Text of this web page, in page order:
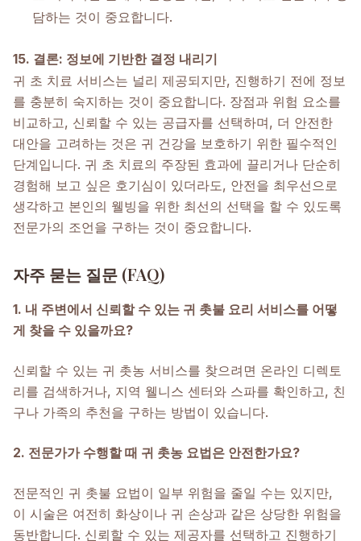
담하는 것이 중요합니다.
15. 결론: 정보에 기반한 결정 내리기
귀 초 치료 서비스는 널리 제공되지만, 진행하기 전에 정보
를 충분히 숙지하는 것이 중요합니다. 장점과 위험 요소를
비교하고, 신뢰할 수 있는 공급자를 선택하며, 더 안전한
대안을 고려하는 것은 귀 건강을 보호하기 위한 필수적인
단계입니다. 귀 초 치료의 주장된 효과에 끌리거나 단순히
경험해 보고 싶은 호기심이 있더라도, 안전을 최우선으로
생각하고 본인의 웰빙을 위한 최선의 선택을 할 수 있도록
전문가의 조언을 구하는 것이 중요합니다.
자주 묻는 질문 (FAQ)
1. 내 주변에서 신뢰할 수 있는 귀 촛불 요리 서비스를 어떻
게 찾을 수 있을까요?
신뢰할 수 있는 귀 촛농 서비스를 찾으려면 온라인 디렉토
리를 검색하거나, 지역 웰니스 센터와 스파를 확인하고, 친
구나 가족의 추천을 구하는 방법이 있습니다.
2. 전문가가 수행할 때 귀 촛농 요법은 안전한가요?
전문적인 귀 촛불 요법이 일부 위험을 줄일 수는 있지만,
이 시술은 여전히 화상이나 귀 손상과 같은 상당한 위험을
동반합니다. 신뢰할 수 있는 제공자를 선택하고 진행하기